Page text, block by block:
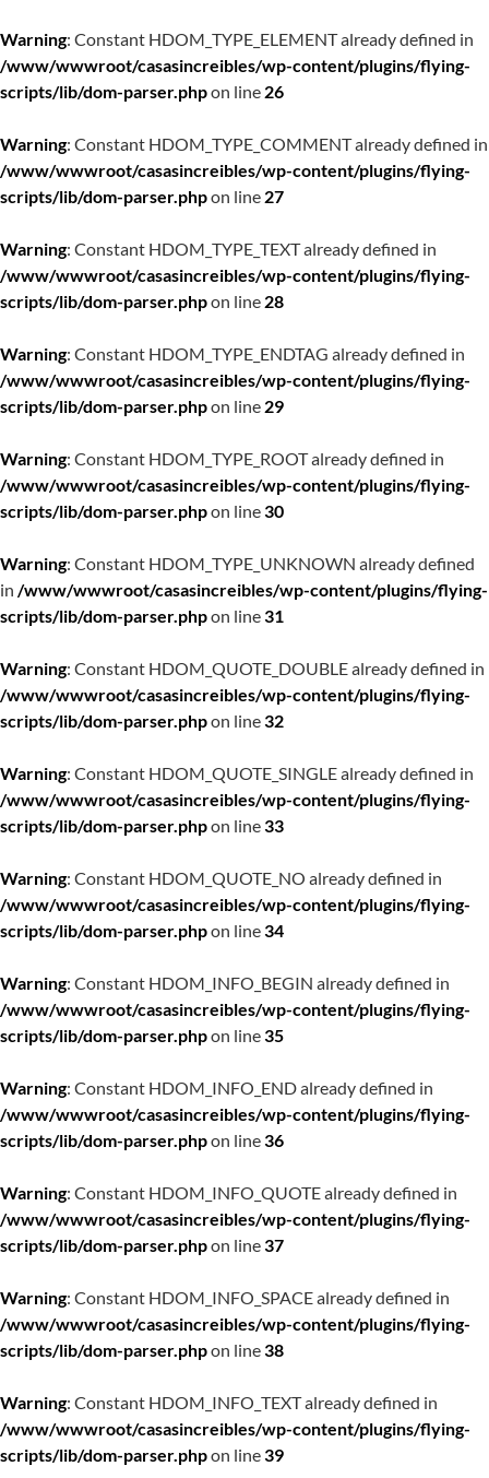
Warning: Constant HDOM_TYPE_ELEMENT already defined in
/www/wwwroot/casasincreibles/wp-content/plugins/flying-
scripts/lib/dom-parser.phpon line 26
Warning: Constant HDOM_TYPE_COMMENT already defined in
/www/wwwroot/casasincreibles/wp-content/plugins/flying-
scripts/lib/dom-parser.phpon line 27
Warning: Constant HDOM_TYPE_TEXT already defined in
/www/wwwroot/casasincreibles/wp-content/plugins/flying-
scripts/lib/dom-parser.phpon line 28
Warning: Constant HDOM_TYPE_ENDTAG already defined in
/www/wwwroot/casasincreibles/wp-content/plugins/flying-
scripts/lib/dom-parser.phpon line 29
Warning: Constant HDOM_TYPE_ROOT already defined in
/www/wwwroot/casasincreibles/wp-content/plugins/flying-
scripts/lib/dom-parser.phpon line30
Warning: Constant HDOM_TYPE_UNKNOWN already defined
in /www/wwwroot/casasincreibles/wp-content/plugins/flying-
scripts/lib/dom-parser.phpon line31
Warning: Constant HDOM_QUOTE_DOUBLE already defined in
/www/wwwroot/casasincreibles/wp-content/plugins/flying-
scripts/lib/dom-parser.phpon line32
Warning: Constant HDOM_QUOTE_SINGLE already defined in
/www/wwwroot/casasincreibles/wp-content/plugins/flying-
scripts/lib/dom-parser.phpon line33
Warning: Constant HDOM_QUOTE_NO already defined in
/www/wwwroot/casasincreibles/wp-content/plugins/flying-
scripts/lib/dom-parser.phpon line34
Warning: Constant HDOM_INFO_BEGIN already defined in
/www/wwwroot/casasincreibles/wp-content/plugins/flying-
scripts/lib/dom-parser.phpon line35
Warning: Constant HDOM_INFO_END already defined in
/www/wwwroot/casasincreibles/wp-content/plugins/flying-
scripts/lib/dom-parser.phpon line36
Warning: Constant HDOM_INFO_QUOTE already defined in
/www/wwwroot/casasincreibles/wp-content/plugins/flying-
scripts/lib/dom-parser.phpon line37
Warning: Constant HDOM_INFO_SPACE already defined in
/www/wwwroot/casasincreibles/wp-content/plugins/flying-
scripts/lib/dom-parser.phpon line38
Warning: Constant HDOM_INFO_TEXT already defined in
/www/wwwroot/casasincreibles/wp-content/plugins/flying-
scripts/lib/dom-parser.phpon line39